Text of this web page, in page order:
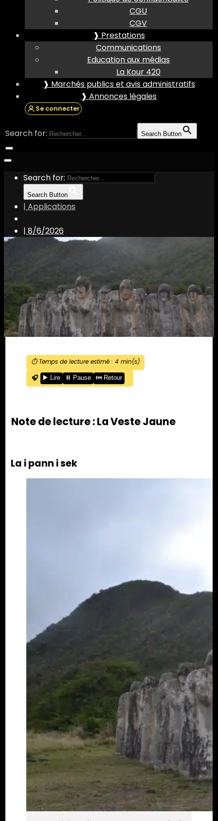
CGU
CGV
❱ Prestations
Communications
Education aux médias
La Kour 420
❱ Marchés publics et avis administratifs
❱ Annonces légales
Se connecter
Search for: Search Button
Search for:
Search Button
| Applications
| 8/6/2026
⏱️ Temps de lecture estimé : 4 min(s)
🎧
▶️ Lire ⏸️ Pause ⏮️ Retour
Note de lecture : La Veste Jaune
La i pann i sek